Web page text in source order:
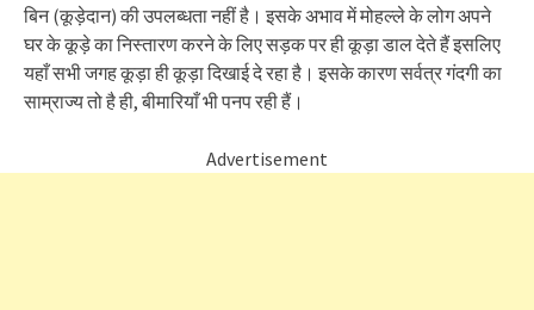
बिन (कूड़ेदान) की उपलब्धता नहीं है। इसके अभाव में मोहल्ले के लोग अपने
घर के कूड़े का निस्तारण करने के लिए सड़क पर ही कूड़ा डाल देते हैं इसलिए
यहाँ सभी जगह कूड़ा ही कूड़ा दिखाई दे रहा है। इसके कारण सर्वत्र गंदगी का
साम्राज्य तो है ही, बीमारियाँ भी पनप रही हैं।
Advertisement